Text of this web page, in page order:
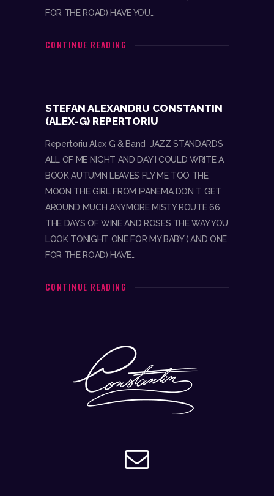
FOR THE ROAD) HAVE YOU…
CONTINUE READING
STEFAN ALEXANDRU CONSTANTIN
(ALEX-G) REPERTORIU
Repertoriu Alex G & Band JAZZ STANDARDS
ALL OF ME NIGHT AND DAY I COULD WRITE A
BOOK AUTUMN LEAVES FLY ME TOO THE
MOON THE GIRL FROM IPANEMA DON T GET
AROUND MUCH ANYMORE MISTY ROUTE 66
THE DAYS OF WINE AND ROSES THE WAY YOU
LOOK TONIGHT ONE FOR MY BABY ( AND ONE
FOR THE ROAD) HAVE…
CONTINUE READING